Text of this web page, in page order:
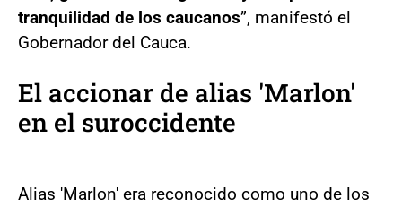
tranquilidad de los caucanos”, manifestó el
Gobernador del Cauca.
El accionar de alias 'Marlon'
en el suroccidente
Alias 'Marlon' era reconocido como uno de los